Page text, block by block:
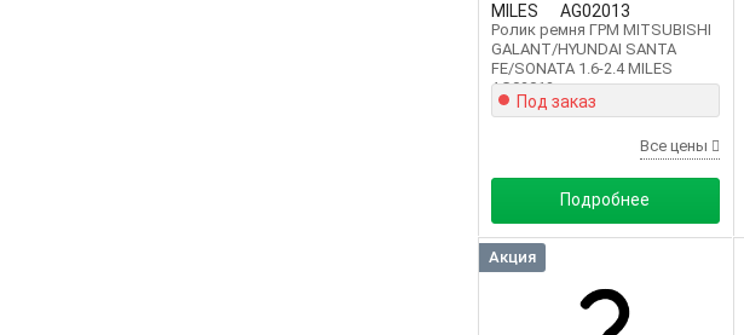
MILES AG02013
Ролик ремня ГРМ MITSUBISHI
GALANT/HYUNDAI SANTA
FE/SONATA 1.6-2.4 MILES
AG02013
Под заказ
Все цены
Подробнее
Акция